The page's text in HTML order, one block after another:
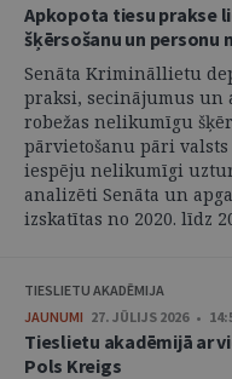
Apkopota tiesu prakse
šķērsošanu un personu
Senāta Krimināllietu
praksi, secinājumus un
robežas nelikumīgu
pārvietošanu pāri
iespēju nelikumīgi
analizēti Senāta un
izskatītas no 2020. līdz
TIESLIETU AKADĒMIJA
JAUNUMI 27. JŪLIJS 2026 •
Tieslietu akadēmijā ar
Pols Kreigs